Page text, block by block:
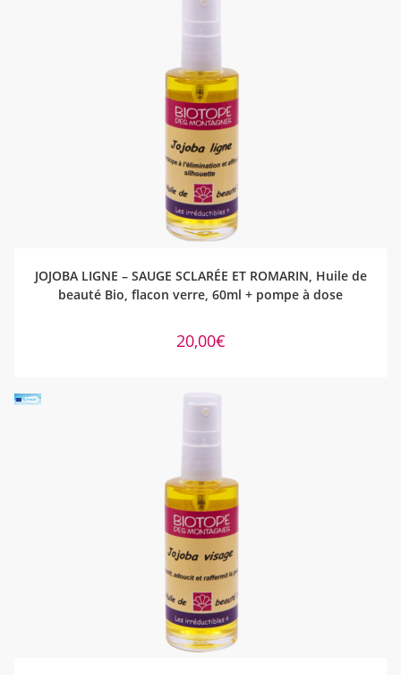
AJOUTER AU PANIER
JOJOBA LIGNE – SAUGE SCLARÉE ET ROMARIN, Huile de
beauté Bio, flacon verre, 60ml + pompe à dose
20,00€